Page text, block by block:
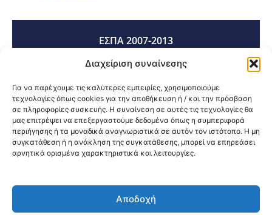
Διαχείριση συναίνεσης
Για να παρέχουμε τις καλύτερες εμπειρίες, χρησιμοποιούμε
τεχνολογίες όπως cookies για την αποθήκευση ή / και την πρόσβαση
σε πληροφορίες συσκευής. Η συναίνεση σε αυτές τις τεχνολογίες θα
μας επιτρέψει να επεξεργαστούμε δεδομένα όπως η συμπεριφορά
περιήγησης ή τα μοναδικά αναγνωριστικά σε αυτόν τον ιστότοπο. Η μη
συγκατάθεση ή η ανάκληση της συγκατάθεσης, μπορεί να επηρεάσει
αρνητικά ορισμένα χαρακτηριστικά και λειτουργίες.
Αποδοχή
ΕΣΠΑ 2007-2013
ΕΣΠΑ 2014-2020
ΕΣΠΑ 2021-2027
@2026 3ype.gr All rights reserved